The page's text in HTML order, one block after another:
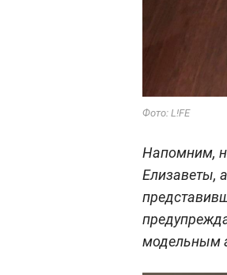
Фото: L!FE
Напомним,
Елизаветы,
модельным